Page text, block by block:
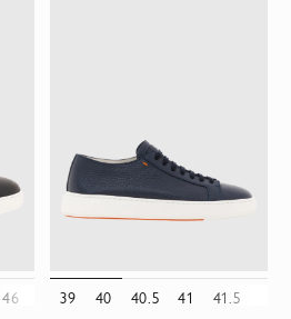
46 39 40 40.5 41 41.5